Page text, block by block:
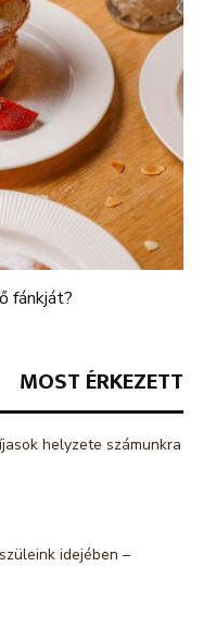
fánkját?
MOST ÉRKEZETT
helyzete számunkra
idejében –